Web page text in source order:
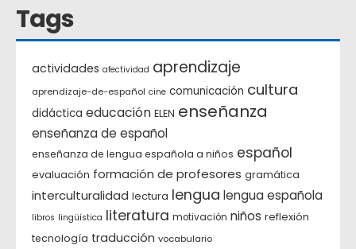
Tags
actividades afectividad aprendizaje
aprendizaje-de-español cine comunicación cultura
didáctica educación ELEN enseñanza
enseñanza de español
enseñanza de lengua española a niños español
evaluación formación de profesores gramática
interculturalidad lectura lengua lengua española
libros lingüística literatura motivación niños reflexión
tecnología traducción vocabulario